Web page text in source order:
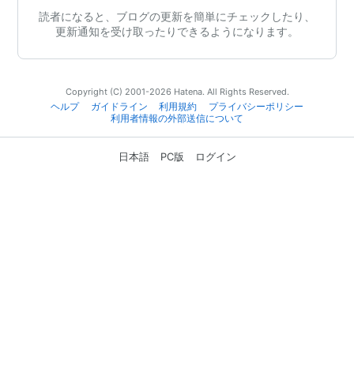
読者になると、ブログの更新を簡単にチェックしたり、
更新通知を受け取ったりできるようになります。
Copyright (C) 2001-2026 Hatena. All Rights Reserved.
ヘルプ
ガイドライン 利用規約
プライバシーポリシー
利用者情報の外部送信について
日本語 PC版 ログイン